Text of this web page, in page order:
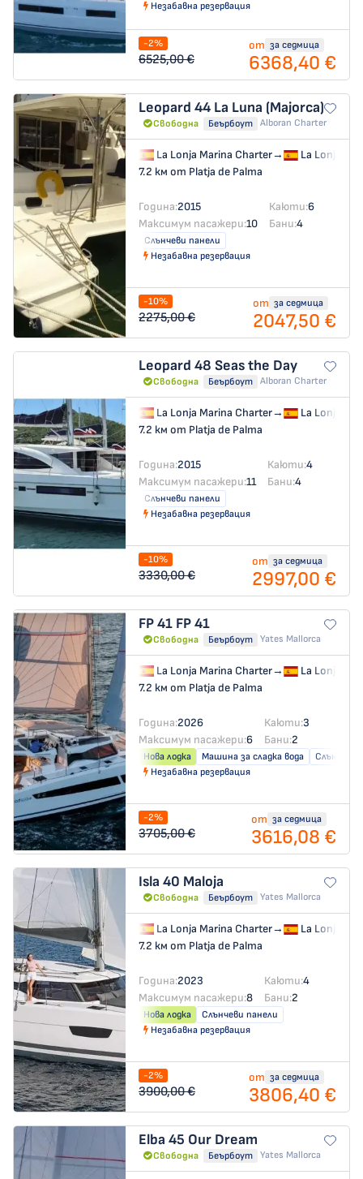
Незабавна резервация
-2%
6525,00 €
от за седмица
6368,40 €
Leopard 44 La Luna (Majorca)
Свободна Беърбоут Alboran Charter
La Lonja Marina Charter→
La Lonja
7.2 км от Platja de Palma
Година:2015 Каюти:6
Максимум пасажери:10 Бани:4
Слънчеви панели
Незабавна резервация
-10%
2275,00 €
от за седмица
2047,50 €
Leopard 48 Seas the Day
Свободна Беърбоут Alboran Charter
La Lonja Marina Charter→
La Lonja
7.2 км от Platja de Palma
Година:2015 Каюти:4
Максимум пасажери:11 Бани:4
Слънчеви панели
Незабавна резервация
-10%
3330,00 €
от за седмица
2997,00 €
FP 41 FP 41
Свободна Беърбоут Yates Mallorca
La Lonja Marina Charter→
La Lonja
7.2 км от Platja de Palma
Година:2026 Каюти:3
Максимум пасажери:6 Бани:2
Нова лодка Машина за сладка вода
Слънчеви
Незабавна резервация
-2%
3705,00 €
от за седмица
3616,08 €
Isla 40 Maloja
Свободна Беърбоут Yates Mallorca
La Lonja Marina Charter→
La Lonja
7.2 км от Platja de Palma
Година:2023 Каюти:4
Максимум пасажери:8 Бани:2
Нова лодка
Слънчеви панели
Незабавна резервация
-2%
3900,00 €
от за седмица
3806,40 €
Elba 45 Our Dream
Свободна Беърбоут Yates Mallorca